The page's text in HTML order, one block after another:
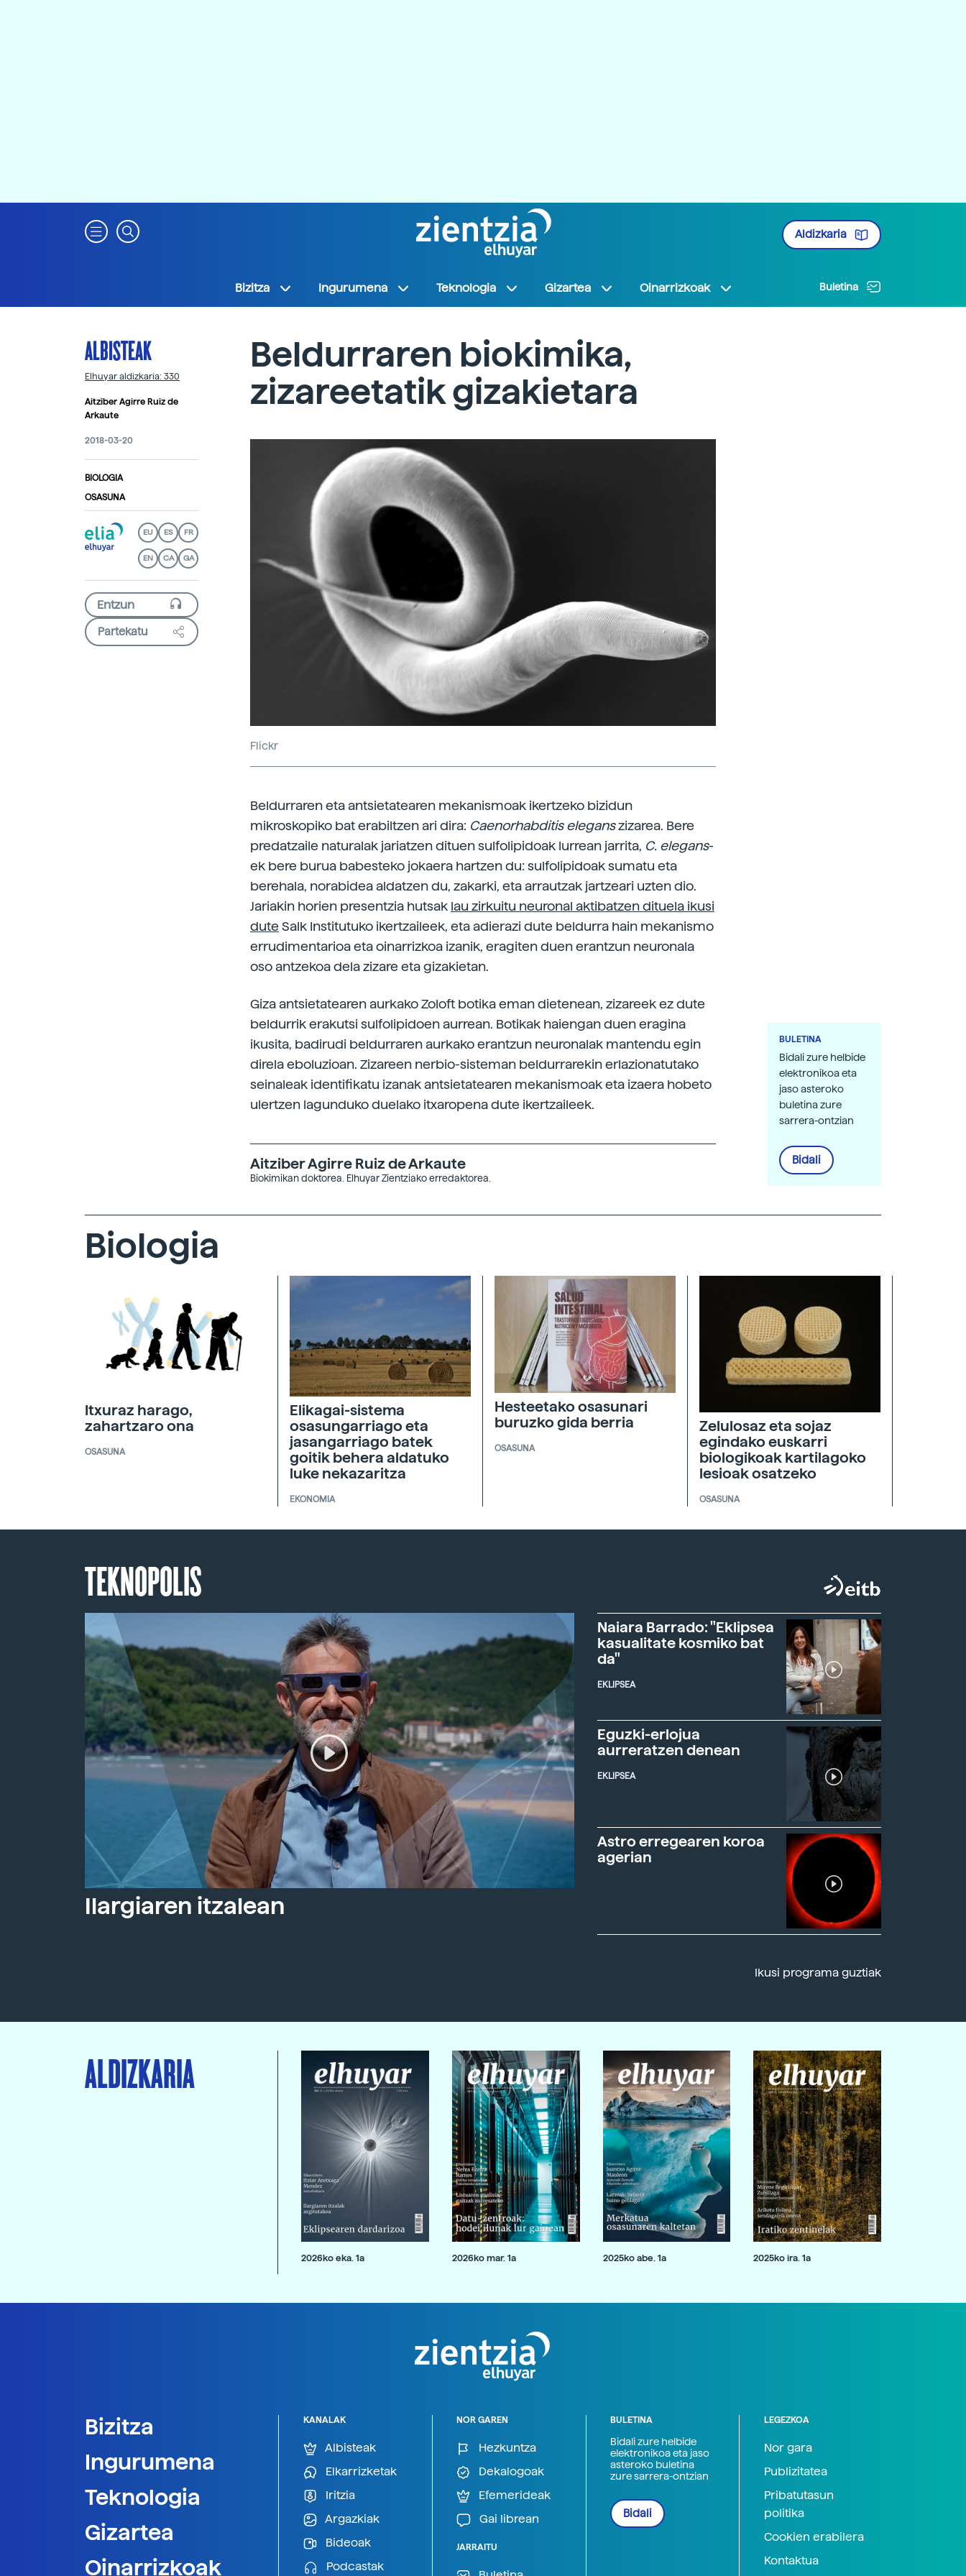
Aldizkaria
Bizitza Ingurumena Teknologia Gizartea Oinarrizkoak Buletina
ALBISTEAK
Elhuyar aldizkaria: 330
Aitziber Agirre Ruiz de
Arkaute
2018-03-20
BIOLOGIA
OSASUNA
EU ES FR
EN CA GA
Partekatu
Beldurraren biokimika,
zizareetatik gizakietara
Flickr
Beldurraren eta antsietatearen mekanismoak ikertzeko bizidun
mikroskopiko bat erabiltzen ari dira: Caenorhabditiseleganszizarea. Bere
predatzaile naturalak jariatzen dituen sulfolipidoak lurrean jarrita, C. elegans-
ek bere burua babesteko jokaera hartzen du: sulfolipidoak sumatu eta
berehala, norabidea aldatzen du, zakarki, eta arrautzak jartzeari uzten dio.
Jariakin horien presentzia hutsak lau zirkuitu neuronal aktibatzen dituela ikusi
dute Salk Institutuko ikertzaileek, eta adierazi dute beldurra hain mekanismo
errudimentarioa eta oinarrizkoa izanik, eragiten duen erantzun neuronala
oso antzekoa dela zizare eta gizakietan.
Giza antsietatearen aurkako Zoloft botika eman dietenean, zizareek ez dute
beldurrik erakutsi sulfolipidoen aurrean. Botikak haiengan duen eragina
ikusita, badirudi beldurraren aurkako erantzun neuronalak mantendu egin
direla eboluzioan. Zizareen nerbio-sisteman beldurrarekin erlazionatutako
seinaleak identifikatu izanak antsietatearen mekanismoak eta izaera hobeto
ulertzen lagunduko duelako itxaropena dute ikertzaileek.
Aitziber Agirre Ruiz de Arkaute
Biokimikan doktorea. Elhuyar Zientziako erredaktorea.
BULETINA
Bidali zure helbide
elektronikoa eta
jaso asteroko
buletina zure
sarrera-ontzian
Bidali
Biologia
Itxuraz harago,
zahartzaro ona
OSASUNA
Elikagai-sistema
osasungarriago eta
jasangarriago batek
goitik behera aldatuko
luke nekazaritza
EKONOMIA
Hesteetako osasunari
buruzko gida berria
OSASUNA
Zelulosaz eta sojaz
egindako euskarri
biologikoak kartilagoko
lesioak osatzeko
OSASUNA
TEKNOPOLIS
Ilargiaren itzalean
Naiara Barrado: "Eklipsea
kasualitate kosmiko bat
da"
EKLIPSEA
Eguzki-erlojua
aurreratzen denean
EKLIPSEA
Astro erregearen koroa
agerian
Ikusi programa guztiak
ALDIZKARIA
2026ko eka. 1a 2026ko mar. 1a 2025ko abe. 1a 2025ko ira. 1a
Bizitza
Ingurumena
Teknologia
Gizartea
Oinarrizkoak
KANALAK
Albisteak
Elkarrizketak
Iritzia
Argazkiak
Bideoak
Podcastak
NOR GAREN
Hezkuntza
Dekalogoak
Efemerideak
Gai librean
JARRAITU
BULETINA
Bidali zure helbide
elektronikoa eta jaso
asteroko buletina
zure sarrera-ontzian
Bidali
LEGEZKOA
Nor gara
Publizitatea
Pribatutasun
politika
Cookien erabilera
Kontaktua